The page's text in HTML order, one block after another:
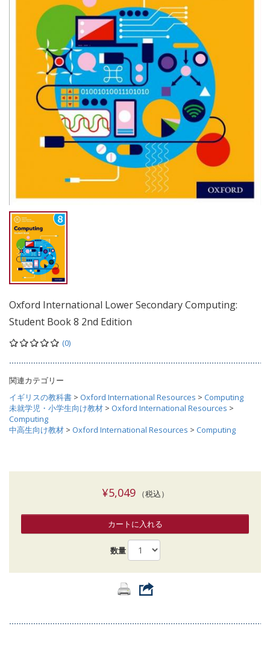
Oxford International Lower Secondary Computing:
Student Book 8 2nd Edition
(0)
関連カテゴリー
イギリスの教科書 > Oxford International Resources > Computing
未就学児・小学生向け教材 > Oxford International Resources >
Computing
中高生向け教材 > Oxford International Resources > Computing
¥5,049（税込）
カートに入れる
数量